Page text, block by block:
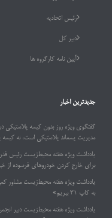
رئیس اتحادیه
دبیر کل
آیین نامه کارگروه ها
جدیدترین اخبار
گفتگوی ویژه روز بدون کیسه پلاستیکی
مدیریت پسماند پلاستیکی است، نه کیسه
برای خارج کردن خودروهای فرسوده از
یادداشت ویژه هفته محیط‌زیست مشاور
به کاپ ۳۱ ببریم»
یادداشت ویژه هفته محیط‌زیست دبیر